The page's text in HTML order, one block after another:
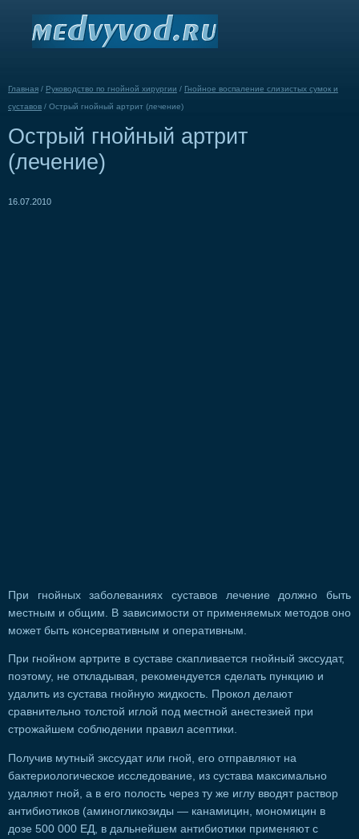
Главная / Руководство по гнойной хирургии / Гнойное воспаление слизистых сумок и
суставов / Острый гнойный артрит (лечение)
Острый гнойный артрит
(лечение)
16.07.2010
При гнойных заболеваниях суставов лечение должно быть
местным и общим. В зависимости от применяемых методов оно
может быть консервативным и оперативным.
При гнойном артрите в суставе скапливается гнойный экссудат,
поэтому, не откладывая, рекомендуется сделать пункцию и
удалить из сустава гнойную жидкость. Прокол делают
сравнительно толстой иглой под местной анестезией при
строжайшем соблюдении правил асептики.
Получив мутный экссудат или гной, его отправляют на
бактериологическое исследование, из сустава максимально
удаляют гной, а в его полость через ту же иглу вводят раствор
антибиотиков (аминогликозиды — канамицин, мономицин в
дозе 500 000 ЕД, в дальнейшем антибиотики применяют с